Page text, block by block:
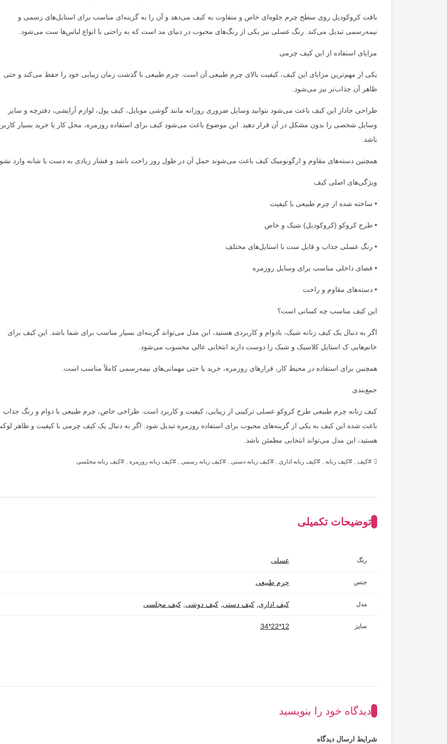
بافت کروکودیل روی سطح چرم جلوه‌ای خاص و متفاوت به کیف می‌دهد و آن را به گزینه‌ای مناسب برای استایل‌های رسمی و
نیمه‌رسمی تبدیل می‌کند. رنگ عسلی نیز یکی از رنگ‌های محبوب در دنیای مد است که به راحتی با انواع لباس‌ها ست می‌شود.
مزایای استفاده از این کیف چرمی
یکی از مهم‌ترین مزایای این کیف، کیفیت بالای چرم طبیعی آن است. چرم طبیعی با گذشت زمان زیبایی خود را حفظ می‌کند و حتی
ظاهر آن جذاب‌تر نیز می‌شود.
طراحی جادار این کیف باعث می‌شود بتوانید وسایل ضروری روزانه مانند گوشی موبایل، کیف پول، لوازم آرایشی، دفترچه و سایر
وسایل شخصی را بدون مشکل در آن قرار دهید. این موضوع باعث می‌شود کیف برای استفاده روزمره، محل کار یا خرید بسیار
باشد.
همچنین دسته‌های مقاوم و ارگونومیک کیف باعث می‌شوند حمل آن در طول روز راحت باشد و فشار زیادی به دست یا شانه وارد
ویژگی‌های اصلی کیف
• ساخته شده از چرم طبیعی با کیفیت
• طرح کروکو (کروکودیل) شیک و خاص
• رنگ عسلی جذاب و قابل ست با استایل‌های مختلف
• فضای داخلی مناسب برای وسایل روزمره
• دسته‌های مقاوم و راحت
این کیف مناسب چه کسانی است؟
اگر به دنبال یک کیف زنانه شیک، بادوام و کاربردی هستید، این مدل می‌تواند گزینه‌ای بسیار مناسب برای شما باشد. این کیف برای
خانم‌هایی ک استایل کلاسیک و شیک را دوست دارند انتخابی عالی محسوب می‌شود.
همچنین برای استفاده در محیط کار، قرارهای روزمره، خرید یا حتی مهمانی‌های نیمه‌رسمی کاملاً مناسب است.
جمع‌بندی
کیف زنانه چرم طبیعی طرح کروکو عسلی ترکیبی از زیبایی، کیفیت و کاربرد است. طراحی خاص، چرم طبیعی با دوام و رنگ جذاب
باعث شده این کیف به یکی از گزینه‌های محبوب برای استفاده روزمره تبدیل شود. اگر به دنبال یک کیف چرمی با کیفیت و ظاهر
هستید، این مدل می‌تواند انتخابی مطمئن باشد.
کیف کیف زنانه کیف زنانه اداری کیف زنانه دستی کیف زنانه رسمی کیف زنانه روزمره کیف زنانه مجلسی
توضیحات تکمیلی
رنگ عسلی
جنس چرم طبیعی
مدل کیف اداری ,کیف دستی ,کیف دوشی ,کیف مجلسی
سایز 12*22*34
دیدگاه خود را بنویسید
شرایط ارسال دیدگاه